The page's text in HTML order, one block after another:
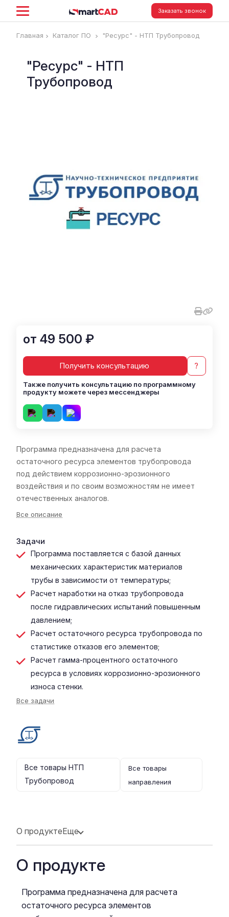
Заказать звонок
Главная Каталог ПО "Ресурс" - НТП Трубопровод
"Ресурс" - НТП
Трубопровод
Программа предназначена для расчета
остаточного ресурса элементов трубопровода
под действием коррозионно-эрозионного
воздействия и по своим возможностям не имеет
отечественных аналогов.
Все описание
Задачи
Программа поставляется с базой данных
механических характеристик материалов
трубы в зависимости от температуры;
Расчет наработки на отказ трубопровода
после гидравлических испытаний повышенным
давлением;
Расчет остаточного ресурса трубопровода по
статистике отказов его элементов;
Расчет гамма-процентного остаточного
ресурса в условиях коррозионно-эрозионного
износа стенки.
Все задачи
Все товары НТП
Трубопровод
Все товары
направления
от 49 500 ₽
Получить консультацию ?
Также получить консультацию по программному
продукту можете через мессенджеры
О продуктеЕще
О продукте
Программа предназначена для расчета
остаточного ресурса элементов